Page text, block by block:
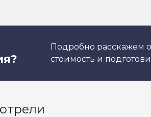
Подробно расскажем о
стоимость и